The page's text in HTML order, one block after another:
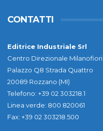
CONTATTI
Editrice Industriale Srl
Centro Direzionale Milanofiori
Palazzo Q8 Strada Quattro
20089 Rozzano (MI)
Telefono: +39 02 303218.1
Linea verde: 800 820061
Fax: +39 02 303218.500